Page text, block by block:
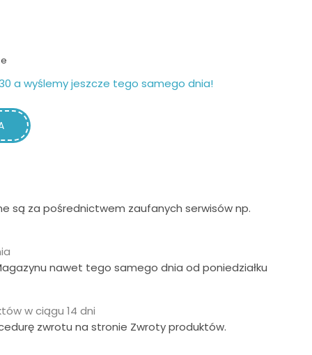
a wyślemy jeszcze tego samego dnia!
są za pośrednictwem zaufanych serwisów np.
nawet tego samego dnia od poniedziałku
w ciągu 14 dni
zwrotu na stronie Zwroty produktów.